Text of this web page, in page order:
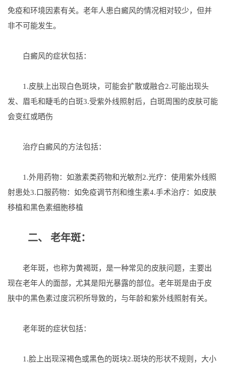
免疫和环境因素有关。老年人患白癜风的情况相对较少，但并
非不可能发生。
白癜风的症状包括：
1.皮肤上出现白色斑块，可能会扩散或融合2.可能出现头
发、眉毛和睫毛的白斑3.受紫外线照射后，白斑周围的皮肤可能
会变红或晒伤
治疗白癜风的方法包括：
1.外用药物：如激素类药物和光敏剂2.光疗：使用紫外线照
射患处3.口服药物：如免疫调节剂和维生素4.手术治疗：如皮肤
移植和黑色素细胞移植
二、 老年斑：
老年斑，也称为黄褐斑，是一种常见的皮肤问题，主要出
现在老年人的面部，尤其是阳光暴露的部位。老年斑是由于皮
肤中的黑色素过度沉积所导致的，与年龄和紫外线照射有关。
老年斑的症状包括：
1.脸上出现深褐色或黑色的斑块2.斑块的形状不规则，大小